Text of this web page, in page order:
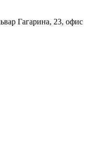
Гагарина, 23, офис